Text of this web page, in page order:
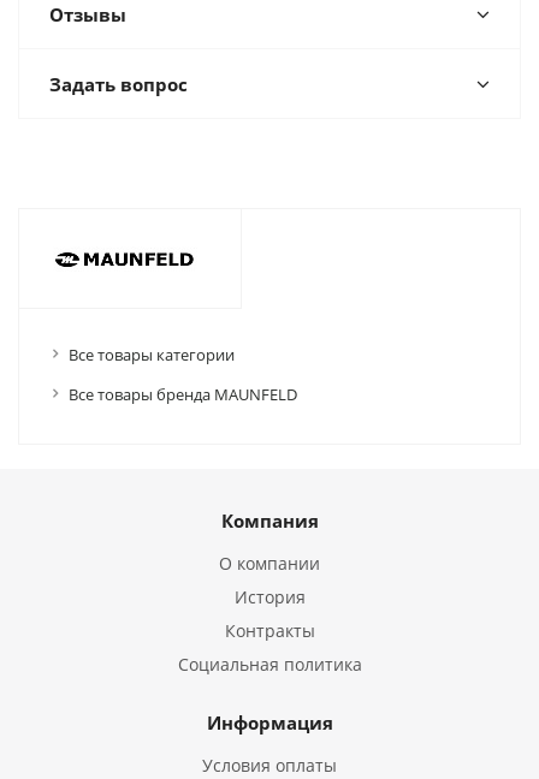
Отзывы
Задать вопрос
Все товары категории
Все товары бренда MAUNFELD
Компания
О компании
История
Контракты
Социальная политика
Информация
Условия оплаты